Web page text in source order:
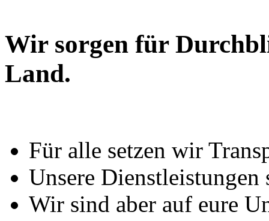
Wir sorgen für
Land.
Für alle setzen wir
Unsere Dienstleistungen
Wir sind aber auf eure